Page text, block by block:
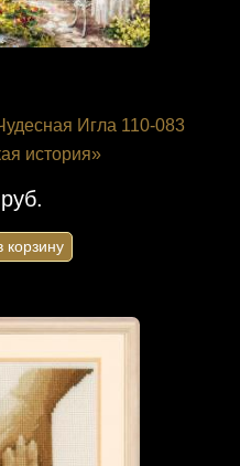
Игла 110-083
история»
корзину